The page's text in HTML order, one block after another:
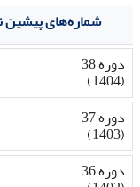
شماره‌های پیشین
دوره 38
(1404)
دوره 37
(1403)
دوره 36